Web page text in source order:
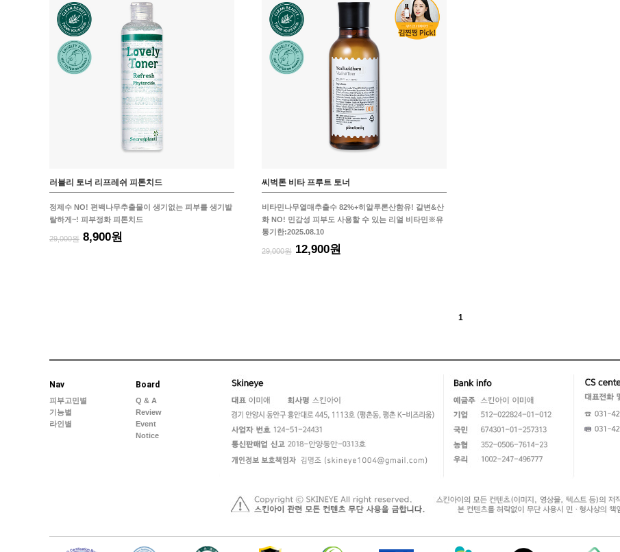
러블리 토너 리프레쉬 피톤치드
정제수 NO! 편백나무추출물이 생기없는 피부를 생기발
랄하게~! 피부정화 피톤치드
29,000원 8,900원
씨벅톤 비타 프루트 토너
비타민나무열매추출수 82%+히알루론산함유! 갈변&산
화 NO! 민감성 피부도 사용할 수 있는 리얼 비타민※유
통기한:2025.08.10
29,000원 12,900원
1
Nav
피부고민별
기능별
라인별
Board
Q & A
Review
Event
Notice